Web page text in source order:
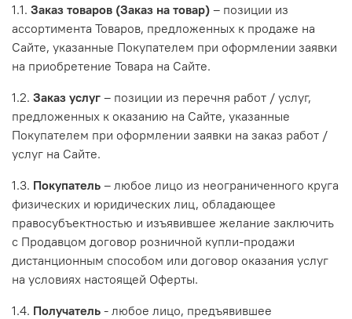
1.1. Заказ товаров (Заказ на товар) – позиции из
ассортимента Товаров, предложенных к продаже на
Сайте, указанные Покупателем при оформлении заявки
на приобретение Товара на Сайте.
1.2. Заказ услуг – позиции из перечня работ / услуг,
предложенных к оказанию на Сайте, указанные
Покупателем при оформлении заявки на заказ работ /
услуг на Сайте.
1.3. Покупатель – любое лицо из неограниченного круга
физических и юридических лиц, обладающее
правосубъектностью и изъявившее желание заключить
с Продавцом договор розничной купли-продажи
дистанционным способом или договор оказания услуг
на условиях настоящей Оферты.
1.4. Получатель - любое лицо, предъявившее